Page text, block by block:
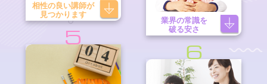
相性の良い講師が
見つかります
業界の常識を
破る安さ
5
6